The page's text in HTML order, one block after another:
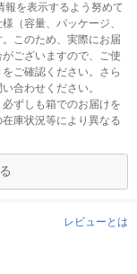
報を表示するよう努めて
（容量、パッケージ、
このため、実際にお届
ございますので、ご使
ご確認ください。さら
合わせください。
ずしも箱でのお届けを
庫状況等により異なる
レビューとは